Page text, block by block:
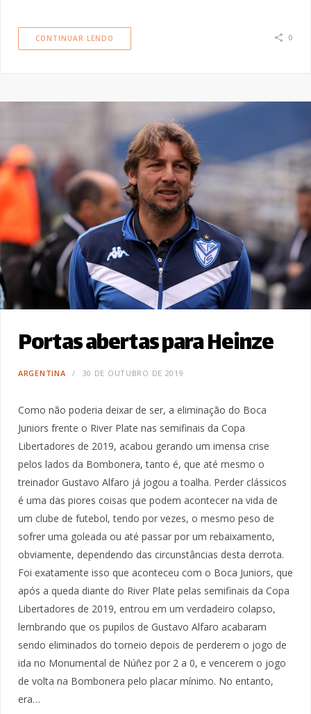
CONTINUAR LENDO 0
Portas abertas para Heinze
ARGENTINA 30 DE OUTUBRO DE 2019
Como não poderia deixar de ser, a eliminação do Boca
Juniors frente o River Plate nas semifinais da Copa
Libertadores de 2019, acabou gerando um imensa crise
pelos lados da Bombonera, tanto é, que até mesmo o
treinador Gustavo Alfaro já jogou a toalha. Perder clássicos
é uma das piores coisas que podem acontecer na vida de
um clube de futebol, tendo por vezes, o mesmo peso de
sofrer uma goleada ou até passar por um rebaixamento,
obviamente, dependendo das circunstâncias desta derrota.
Foi exatamente isso que aconteceu com o Boca Juniors, que
após a queda diante do River Plate pelas semifinais da Copa
Libertadores de 2019, entrou em um verdadeiro colapso,
lembrando que os pupilos de Gustavo Alfaro acabaram
sendo eliminados do torneio depois de perderem o jogo de
ida no Monumental de Núñez por 2 a 0, e vencerem o jogo
de volta na Bombonera pelo placar mínimo. No entanto,
era…